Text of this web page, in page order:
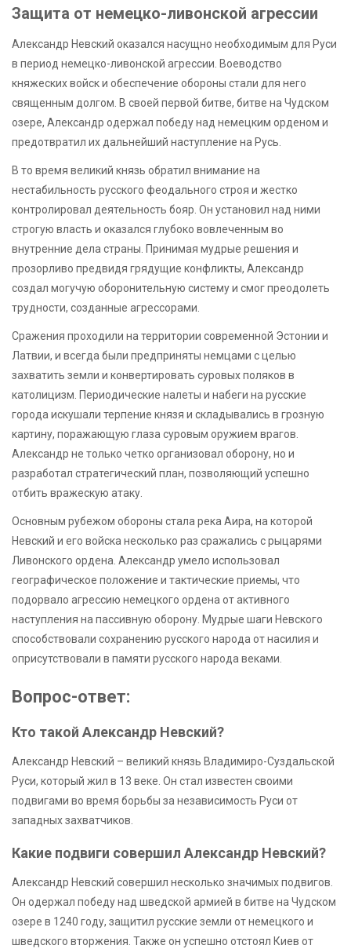
Защита от немецко-ливонской агрессии
Александр Невский оказался насущно необходимым для Руси
в период немецко-ливонской агрессии. Воеводство
княжеских войск и обеспечение обороны стали для него
священным долгом. В своей первой битве, битве на Чудском
озере, Александр одержал победу над немецким орденом и
предотвратил их дальнейший наступление на Русь.
В то время великий князь обратил внимание на
нестабильность русского феодального строя и жестко
контролировал деятельность бояр. Он установил над ними
строгую власть и оказался глубоко вовлеченным во
внутренние дела страны. Принимая мудрые решения и
прозорливо предвидя грядущие конфликты, Александр
создал могучую оборонительную систему и смог преодолеть
трудности, созданные агрессорами.
Сражения проходили на территории современной Эстонии и
Латвии, и всегда были предприняты немцами с целью
захватить земли и конвертировать суровых поляков в
католицизм. Периодические налеты и набеги на русские
города искушали терпение князя и складывались в грозную
картину, поражающую глаза суровым оружием врагов.
Александр не только четко организовал оборону, но и
разработал стратегический план, позволяющий успешно
отбить вражескую атаку.
Основным рубежом обороны стала река Аира, на которой
Невский и его войска несколько раз сражались с рыцарями
Ливонского ордена. Александр умело использовал
географическое положение и тактические приемы, что
подорвало агрессию немецкого ордена от активного
наступления на пассивную оборону. Мудрые шаги Невского
способствовали сохранению русского народа от насилия и
оприсутствовали в памяти русского народа веками.
Вопрос-ответ:
Кто такой Александр Невский?
Александр Невский – великий князь Владимиро-Суздальской
Руси, который жил в 13 веке. Он стал известен своими
подвигами во время борьбы за независимость Руси от
западных захватчиков.
Какие подвиги совершил Александр Невский?
Александр Невский совершил несколько значимых подвигов.
Он одержал победу над шведской армией в битве на Чудском
озере в 1240 году, защитил русские земли от немецкого и
шведского вторжения. Также он успешно отстоял Киев от